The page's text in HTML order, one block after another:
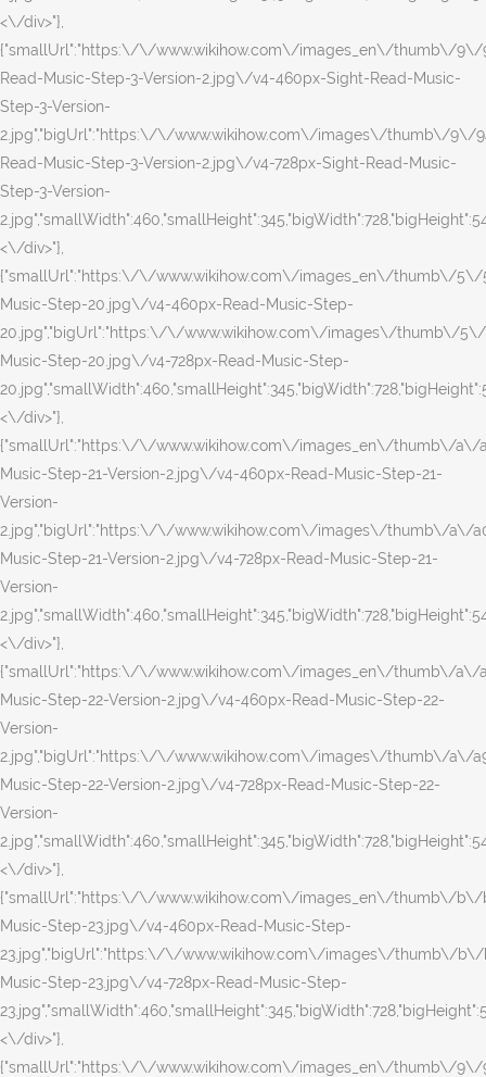
<\/div>"},
{"smallUrl":"https:\/\/www.wikihow.com\/images_en\/thumb\/
Read-Music-Step-3-Version-2.jpg\/v4-460px-Sight-Read-Music-
Step-3-Version-
2.jpg","bigUrl":"https:\/\/www.wikihow.com\/images\/thumb\/9\/
Read-Music-Step-3-Version-2.jpg\/v4-728px-Sight-Read-Music-
Step-3-Version-
<\/div>"},
{"smallUrl":"https:\/\/www.wikihow.com\/images_en\/thumb\/
Music-Step-20.jpg\/v4-460px-Read-Music-Step-
20.jpg","bigUrl":"https:\/\/www.wikihow.com\/images\/thumb\/
Music-Step-20.jpg\/v4-728px-Read-Music-Step-
<\/div>"},
{"smallUrl":"https:\/\/www.wikihow.com\/images_en\/thumb\/a\/
Music-Step-21-Version-2.jpg\/v4-460px-Read-Music-Step-21-
Version-
2.jpg","bigUrl":"https:\/\/www.wikihow.com\/images\/thumb\/a\/
Music-Step-21-Version-2.jpg\/v4-728px-Read-Music-Step-21-
Version-
<\/div>"},
{"smallUrl":"https:\/\/www.wikihow.com\/images_en\/thumb\/a\/
Music-Step-22-Version-2.jpg\/v4-460px-Read-Music-Step-22-
Version-
2.jpg","bigUrl":"https:\/\/www.wikihow.com\/images\/thumb\/a\/
Music-Step-22-Version-2.jpg\/v4-728px-Read-Music-Step-22-
Version-
<\/div>"},
{"smallUrl":"https:\/\/www.wikihow.com\/images_en\/thumb\/
Music-Step-23.jpg\/v4-460px-Read-Music-Step-
23.jpg","bigUrl":"https:\/\/www.wikihow.com\/images\/thumb\/
Music-Step-23.jpg\/v4-728px-Read-Music-Step-
<\/div>"},
{"smallUrl":"https:\/\/www.wikihow.com\/images_en\/thumb\/